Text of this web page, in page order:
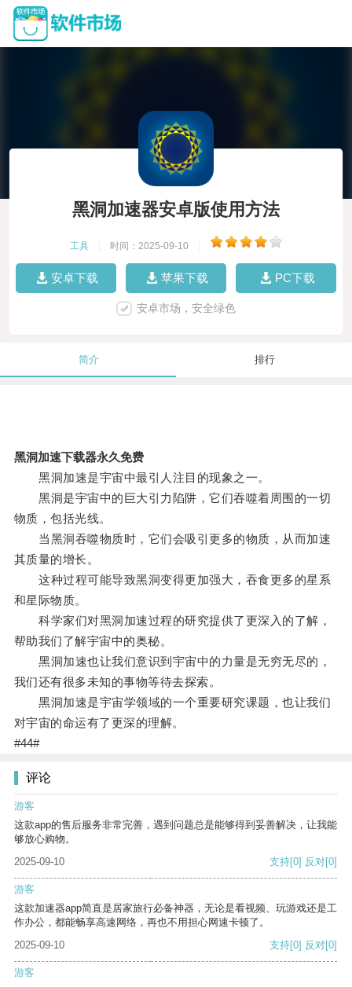
黑洞加速器安卓版使用方法
工具 时间：2025-09-10
安卓下载 苹果下载 PC下载
安卓市场，安全绿色
简介 排行
黑洞加速下载器永久免费
黑洞加速是宇宙中最引人注目的现象之一。
黑洞是宇宙中的巨大引力陷阱，它们吞噬着周围的一切
物质，包括光线。
当黑洞吞噬物质时，它们会吸引更多的物质，从而加速
其质量的增长。
这种过程可能导致黑洞变得更加强大，吞食更多的星系
和星际物质。
科学家们对黑洞加速过程的研究提供了更深入的了解，
帮助我们了解宇宙中的奥秘。
黑洞加速也让我们意识到宇宙中的力量是无穷无尽的，
我们还有很多未知的事物等待去探索。
黑洞加速是宇宙学领域的一个重要研究课题，也让我们
对宇宙的命运有了更深的理解。
#44#
评论
游客
这款app的售后服务非常完善，遇到问题总是能够得到妥善解决，让我能
够放心购物。
2025-09-10
支持[0] 反对[0]
游客
这款加速器app简直是居家旅行必备神器，无论是看视频、玩游戏还是工
作办公，都能畅享高速网络，再也不用担心网速卡顿了。
2025-09-10
支持[0] 反对[0]
游客